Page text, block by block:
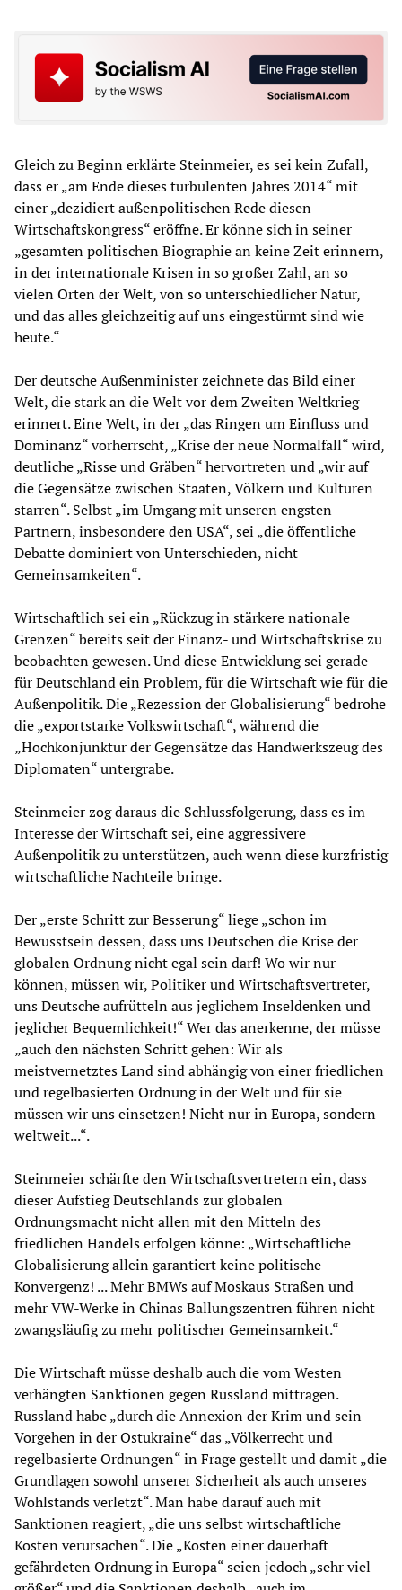
Gleich zu Beginn erklärte Steinmeier, es sei kein Zufall,
dass er „am Ende dieses turbulenten Jahres 2014“ mit
einer „dezidiert außenpolitischen Rede diesen
Wirtschaftskongress“ eröffne. Er könne sich in seiner
„gesamten politischen Biographie an keine Zeit erinnern,
in der internationale Krisen in so großer Zahl, an so
vielen Orten der Welt, von so unterschiedlicher Natur,
und das alles gleichzeitig auf uns eingestürmt sind wie
heute.“
Der deutsche Außenminister zeichnete das Bild einer
Welt, die stark an die Welt vor dem Zweiten Weltkrieg
erinnert. Eine Welt, in der „das Ringen um Einfluss und
Dominanz“ vorherrscht, „Krise der neue Normalfall“ wird,
deutliche „Risse und Gräben“ hervortreten und „wir auf
die Gegensätze zwischen Staaten, Völkern und Kulturen
starren“. Selbst „im Umgang mit unseren engsten
Partnern, insbesondere den USA“, sei „die öffentliche
Debatte dominiert von Unterschieden, nicht
Gemeinsamkeiten“.
Wirtschaftlich sei ein „Rückzug in stärkere nationale
Grenzen“ bereits seit der Finanz- und Wirtschaftskrise zu
beobachten gewesen. Und diese Entwicklung sei gerade
für Deutschland ein Problem, für die Wirtschaft wie für die
Außenpolitik. Die „Rezession der Globalisierung“ bedrohe
die „exportstarke Volkswirtschaft“, während die
„Hochkonjunktur der Gegensätze das Handwerkszeug des
Diplomaten“ untergrabe.
Steinmeier zog daraus die Schlussfolgerung, dass es im
Interesse der Wirtschaft sei, eine aggressivere
Außenpolitik zu unterstützen, auch wenn diese kurzfristig
wirtschaftliche Nachteile bringe.
Der „erste Schritt zur Besserung“ liege „schon im
Bewusstsein dessen, dass uns Deutschen die Krise der
globalen Ordnung nicht egal sein darf! Wo wir nur
können, müssen wir, Politiker und Wirtschaftsvertreter,
uns Deutsche aufrütteln aus jeglichem Inseldenken und
jeglicher Bequemlichkeit!“ Wer das anerkenne, der müsse
„auch den nächsten Schritt gehen: Wir als
meistvernetztes Land sind abhängig von einer friedlichen
und regelbasierten Ordnung in der Welt und für sie
müssen wir uns einsetzen! Nicht nur in Europa, sondern
weltweit...“.
Steinmeier schärfte den Wirtschaftsvertretern ein, dass
dieser Aufstieg Deutschlands zur globalen
Ordnungsmacht nicht allen mit den Mitteln des
friedlichen Handels erfolgen könne: „Wirtschaftliche
Globalisierung allein garantiert keine politische
Konvergenz! ... Mehr BMWs auf Moskaus Straßen und
mehr VW-Werke in Chinas Ballungszentren führen nicht
zwangsläufig zu mehr politischer Gemeinsamkeit.“
Die Wirtschaft müsse deshalb auch die vom Westen
verhängten Sanktionen gegen Russland mittragen.
Russland habe „durch die Annexion der Krim und sein
Vorgehen in der Ostukraine“ das „Völkerrecht und
regelbasierte Ordnungen“ in Frage gestellt und damit „die
Grundlagen sowohl unserer Sicherheit als auch unseres
Wohlstands verletzt“. Man habe darauf auch mit
Sanktionen reagiert, „die uns selbst wirtschaftliche
Kosten verursachen“. Die „Kosten einer dauerhaft
gefährdeten Ordnung in Europa“ seien jedoch „sehr viel